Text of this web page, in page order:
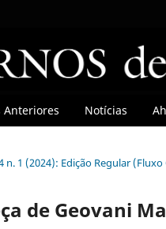
Anteriores Notícias
n. 1 (2024): Edição Regular
de Geovani